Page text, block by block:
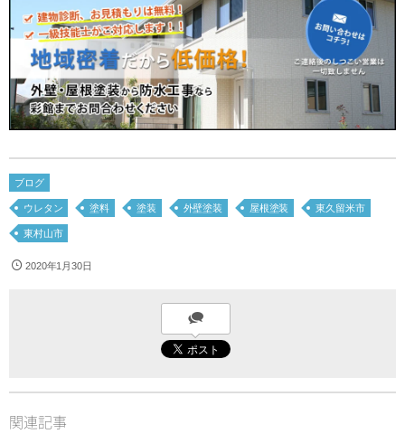
ブログ
ウレタン 塗料 塗装 外壁塗装 屋根塗装 東久留米市
東村山市
2020年1月30日
関連記事